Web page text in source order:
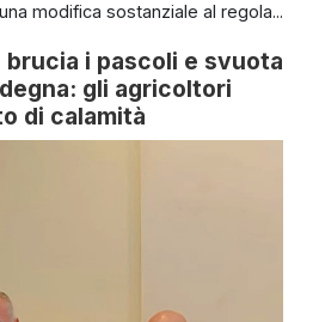
modifica sostanziale al regola...
i pascoli e svuota
gli agricoltori
di calamità